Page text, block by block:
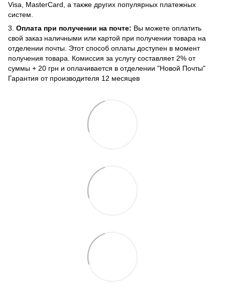
Visa, MasterCard, а также других популярных платежных
систем.
3. Оплата при получении на почте: Вы можете оплатить
свой заказ наличными или картой при получении товара на
отделении почты. Этот способ оплаты доступен в момент
получения товара. Комиссия за услугу составляет 2% от
суммы + 20 грн и оплачивается в отделении "Новой Почты"
Гарантия от производителя 12 месяцев